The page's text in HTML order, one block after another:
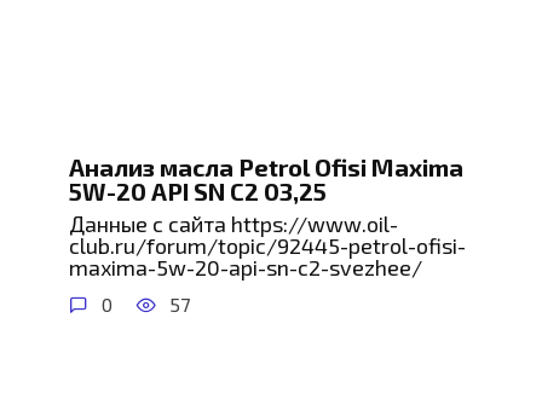
Анализ масла Petrol Ofisi Maxima
5W-20 API SN C2 03,25
Данные с сайта https://www.oil-
club.ru/forum/topic/92445-petrol-ofisi-
maxima-5w-20-api-sn-c2-svezhee/
0 57